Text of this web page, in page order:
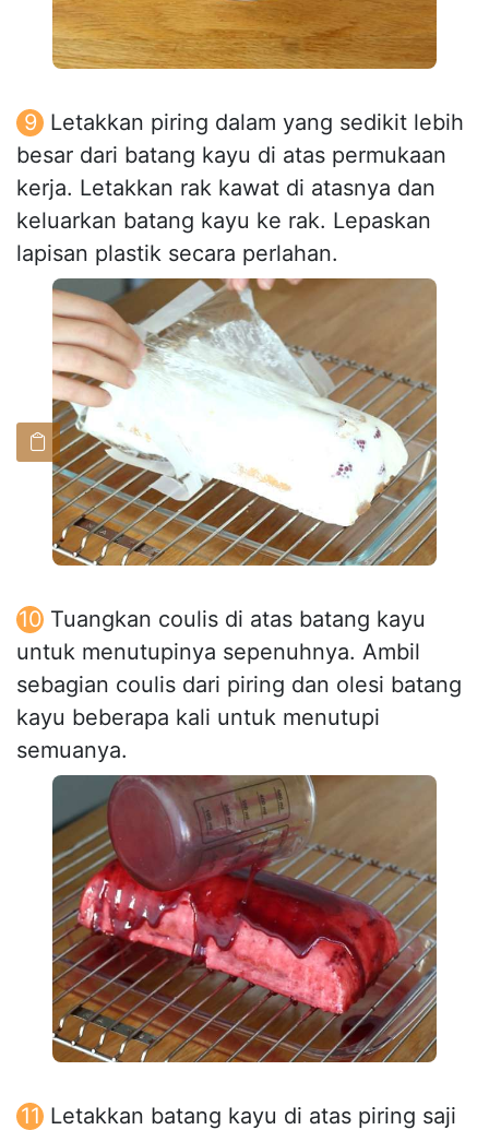
Letakkan piring dalam yang sedikit lebih
besar dari batang kayu di atas permukaan
kerja. Letakkan rak kawat di atasnya dan
keluarkan batang kayu ke rak. Lepaskan
lapisan plastik secara perlahan.
Tuangkan coulis di atas batang kayu
untuk menutupinya sepenuhnya. Ambil
sebagian coulis dari piring dan olesi batang
kayu beberapa kali untuk menutupi
semuanya.
Letakkan batang kayu di atas piring saji